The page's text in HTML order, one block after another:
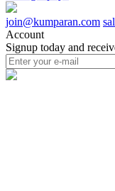
join@kumparan.com
Account
Signup today and